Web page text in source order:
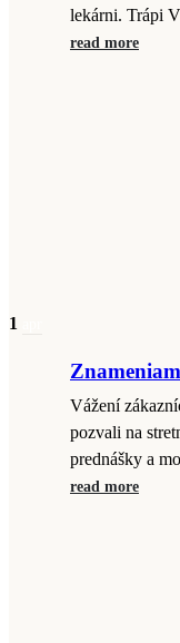
lekárni. Trápi
read more
1
Vážení
pozvali na
prednášky a
read more